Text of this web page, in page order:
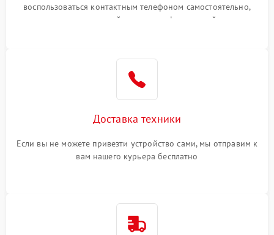
воспользоваться контактным телефоном самостоятельно,
или оставить свой номер телефона на сайте
Доставка техники
Если вы не можете привезти устройство сами, мы отправим к
вам нашего курьера бесплатно